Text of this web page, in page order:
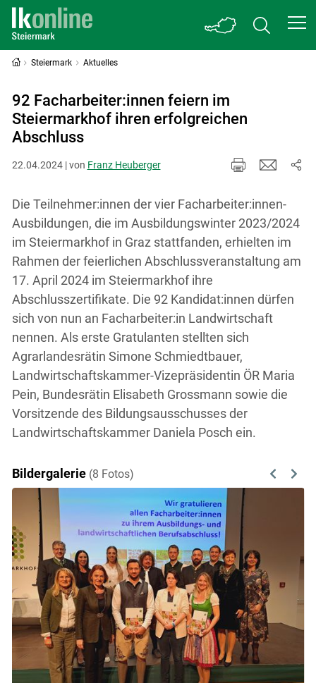
Steiermark Aktuelles
92 Facharbeiter:innen feiern im
Steiermarkhof ihren erfolgreichen
Abschluss
22.04.2024 | von Franz Heuberger
Die Teilnehmer:innen der vier Facharbeiter:innen-
Ausbildungen, die im Ausbildungswinter 2023/2024
im Steiermarkhof in Graz stattfanden, erhielten im
Rahmen der feierlichen Abschlussveranstaltung am
17. April 2024 im Steiermarkhof ihre
Abschlusszertifikate. Die 92 Kandidat:innen dürfen
sich von nun an Facharbeiter:in Landwirtschaft
nennen. Als erste Gratulanten stellten sich
Agrarlandesrätin Simone Schmiedtbauer,
Landwirtschaftskammer-Vizepräsidentin ÖR Maria
Pein, Bundesrätin Elisabeth Grossmann sowie die
Vorsitzende des Bildungsausschusses der
Landwirtschaftskammer Daniela Posch ein.
Bildergalerie (8 Fotos) Previous
Next